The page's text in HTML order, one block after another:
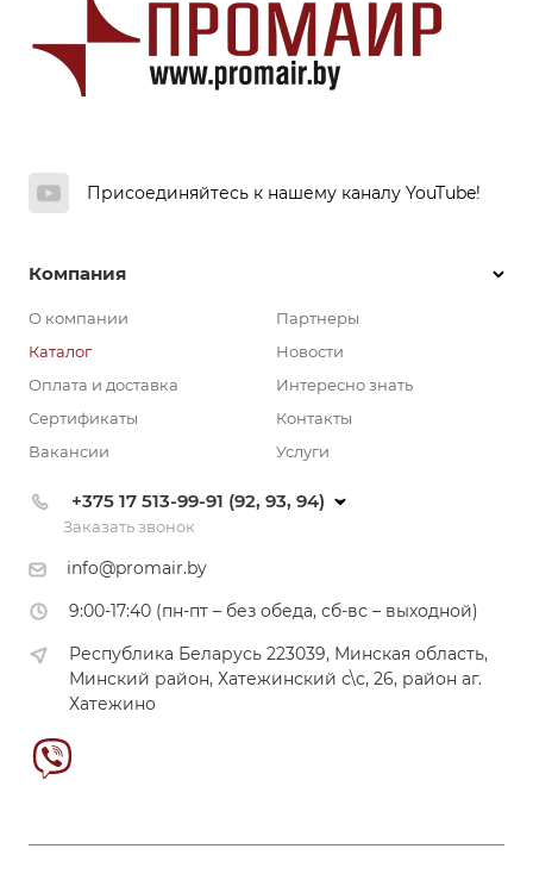
Присоединяйтесь к нашему каналу YouTube!
Компания
О компании
Каталог
Оплата и доставка
Сертификаты
Вакансии
Партнеры
Новости
Интересно знать
Контакты
Услуги
+375 17 513-99-91 (92, 93, 94)
Заказать звонок
info@promair.by
9:00-17:40 (пн-пт – без обеда, сб-вс – выходной)
Республика Беларусь 223039, Минская область,
Минский район, Хатежинский с\с, 26, район аг.
Хатежино